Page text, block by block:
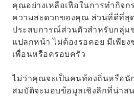
คุณอย่างเหลือเฟือในการทำกิจก
ความสะดวกของคุณ ส่วนที่ดีที่สุ
ประสบการณ์ส่วนตัวสำหรับกลุ่
แปลกหน้า ไม่ต้องรอคอย มีเพีย
เพื่อนหรือครอบครัว
ไม่ว่าคุณจะเป็นคนท้องถิ่นหรือนั
สมบัติจะมอบข้อมูลเชิงลึกที่น่าสน